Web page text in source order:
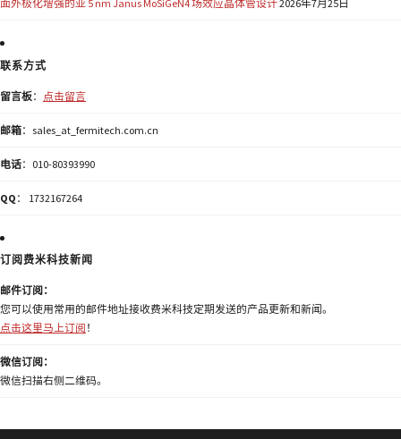
面外极化增强的亚 5 nm Janus MoSiGeN4 场效应晶体管设计2026年7月25日
联系方式
留言板： 点击留言
邮箱：sales_at_fermitech.com.cn
电话：010-80393990
QQ ： 1732167264
订阅费米科技新闻
邮件订阅：
您可以使用常用的邮件地址接收费米科技定期发送的产品更新和新闻。
点击这里马上订阅 ！
微信订阅：
微信扫描右侧二维码。